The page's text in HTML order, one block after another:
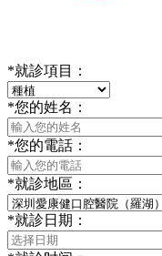
*就診項目：
*您的姓名：
*您的電話：
*就診地區：
*就診日期：